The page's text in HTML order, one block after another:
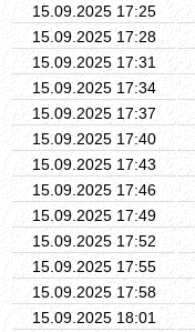
15.09.2025 17:25
15.09.2025 17:28
15.09.2025 17:31
15.09.2025 17:34
15.09.2025 17:37
15.09.2025 17:40
15.09.2025 17:43
15.09.2025 17:46
15.09.2025 17:49
15.09.2025 17:52
15.09.2025 17:55
15.09.2025 17:58
15.09.2025 18:01